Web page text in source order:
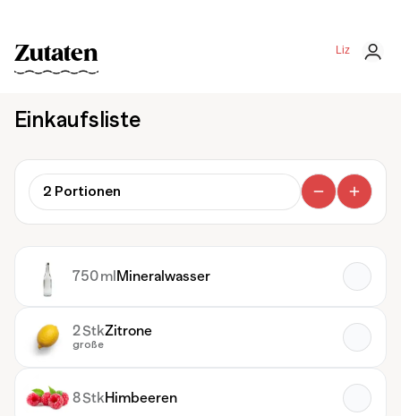
Liz
Zutaten